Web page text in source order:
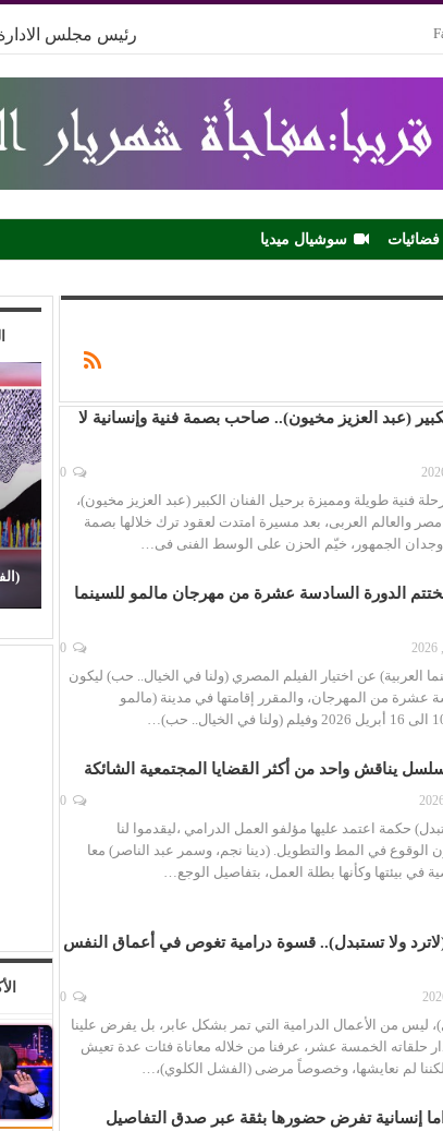
رئيس مجلس
فضائيات سوشيال ميديا
(عبد العزيز مخيون).. صاحب بصمة فنية وإنسانية لا
فنية طويلة ومميزة برحيل الفنان الكبير (عبد العزيز مخيون)،
والعالم العربى، بعد مسيرة امتدت لعقود ترك خلالها بصمة
وجدان الجمهور، خيّم الحزن على الوسط الفنى فى…
الدورة السادسة عشرة من مهرجان مالمو للسينما
العربية) عن اختيار الفيلم المصري (ولنا في الخيال.. حب) ليكون
عشرة من المهرجان، والمقرر إقامتها في مدينة (مالمو
يناقش واحد من أكثر القضايا المجتمعية الشائكة
حكمة اعتمد عليها مؤلفو العمل الدرامي ،ليقدموا لنا
الوقوع في المط والتطويل. (دينا نجم، وسمر عبد الناصر) معا
بيئتها وكأنها بطلة العمل، بتفاصيل الوجع…
ولا تستبدل).. قسوة درامية تغوص في أعماق النفس
ليس من الأعمال الدرامية التي تمر بشكل عابر، بل يفرض علينا
حلقاته الخمسة عشر، عرفنا من خلاله معاناة فئات عدة تعيش
لم نعايشها، وخصوصاً مرضى (الفشل الكلوي)،…
إنسانية تفرض حضورها بثقة عبر صدق التفاصيل
محمود حسونة يكتب: (تحت السن).. الأهل مذنبون